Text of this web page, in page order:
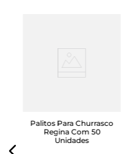
Palitos Para Churrasco
Regina Com 50
Unidades